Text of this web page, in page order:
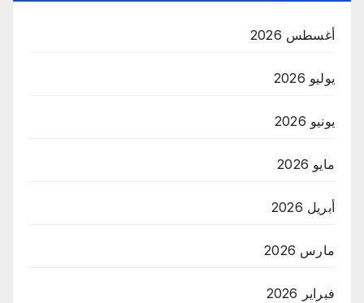
أغسطس 2026
يوليو 2026
يونيو 2026
مايو 2026
أبريل 2026
مارس 2026
فبراير 2026